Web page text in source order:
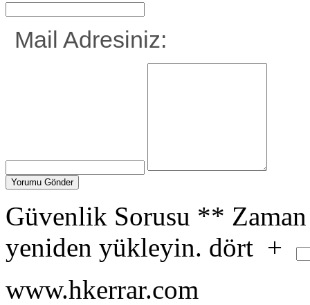
Mail Adresiniz:
Güvenlik Sorusu **
yeniden yükleyin. dört +
www.hkerrar.com